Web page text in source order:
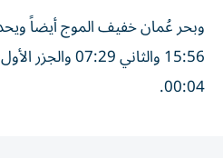
وبحر عُمان خفيف الموج أيضاً
00:04.